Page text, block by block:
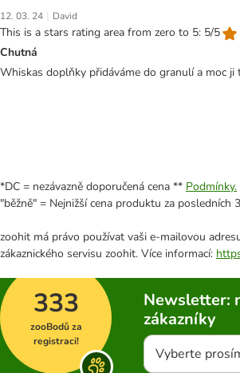
12. 03. 24 | David
This is a stars rating area from zero to 5: 5/5
Chutná
Whiskas doplňky přidáváme do granulí a moc ji
*DC = nezávazně doporučená cena ** Podmínky.
"běžně" = Nejnižší cena produktu za posledních
zoohit má právo používat vaši e-mailovou
zákaznického servisu zoohit. Více informací:
333
zooBodů za
registraci!
Newsletter:
zákazníky
Vyberte